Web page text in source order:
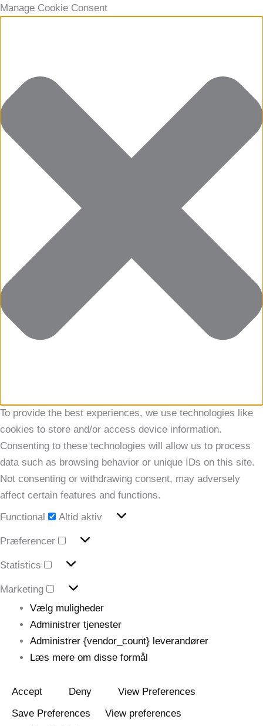
Manage Cookie Consent
To provide the best experiences, we use technologies like
cookies to store and/or access device information.
Consenting to these technologies will allow us to process
data such as browsing behavior or unique IDs on this site.
Not consenting or withdrawing consent, may adversely
affect certain features and functions.
Functional
Altid aktiv
Præferencer
Statistics
Marketing
Vælg muligheder
Administrer tjenester
Administrer {vendor_count} leverandører
Læs mere om disse formål
Accept Deny
View Preferences
Save Preferences
View preferences